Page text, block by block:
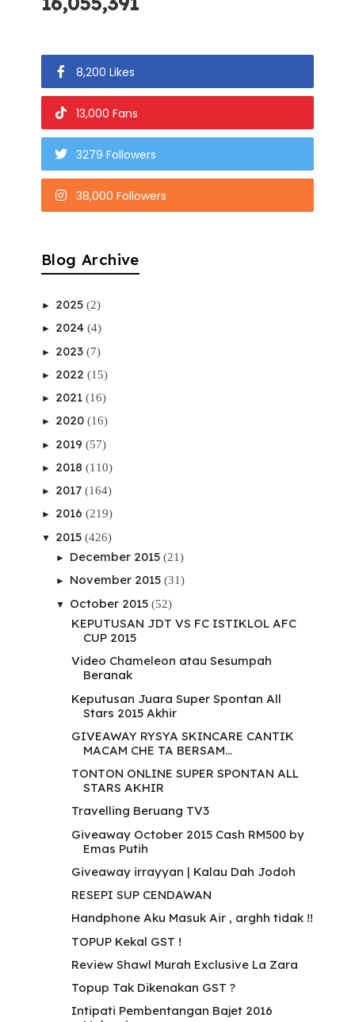
8,200 Likes
13,000 Fans
3279 Followers
38,000 Followers
Blog Archive
► 2025 (2)
► 2024 (4)
► 2023 (7)
► 2022 (15)
► 2021 (16)
► 2020 (16)
► 2019 (57)
► 2018 (110)
► 2017 (164)
► 2016 (219)
▼ 2015 (426)
► December 2015 (21)
► November 2015 (31)
▼ October 2015 (52)
KEPUTUSAN JDT VS FC ISTIKLOL AFC
CUP 2015
Video Chameleon atau Sesumpah
Beranak
Keputusan Juara Super Spontan All
Stars 2015 Akhir
GIVEAWAY RYSYA SKINCARE CANTIK
MACAM CHE TA BERSAM...
TONTON ONLINE SUPER SPONTAN ALL
STARS AKHIR
Travelling Beruang TV3
Giveaway October 2015 Cash RM500 by
Emas Putih
Giveaway irrayyan | Kalau Dah Jodoh
RESEPI SUP CENDAWAN
Handphone Aku Masuk Air , arghh tidak !!
TOPUP Kekal GST !
Review Shawl Murah Exclusive La Zara
Topup Tak Dikenakan GST ?
Intipati Pembentangan Bajet 2016